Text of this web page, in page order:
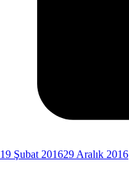
19 Şubat 201629 Aralık 2016